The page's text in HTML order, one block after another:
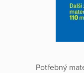
Potřebný